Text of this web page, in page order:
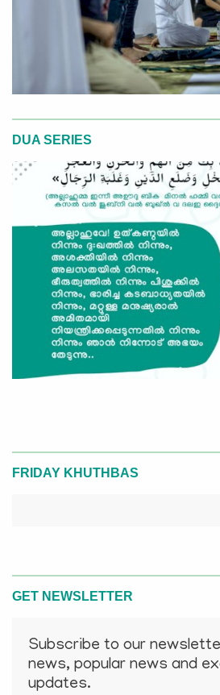
DUA SERIES
FRIDAY KHUTHBAS
GET NEWSLETTER
Subscribe to our
news, popular news and
updates.